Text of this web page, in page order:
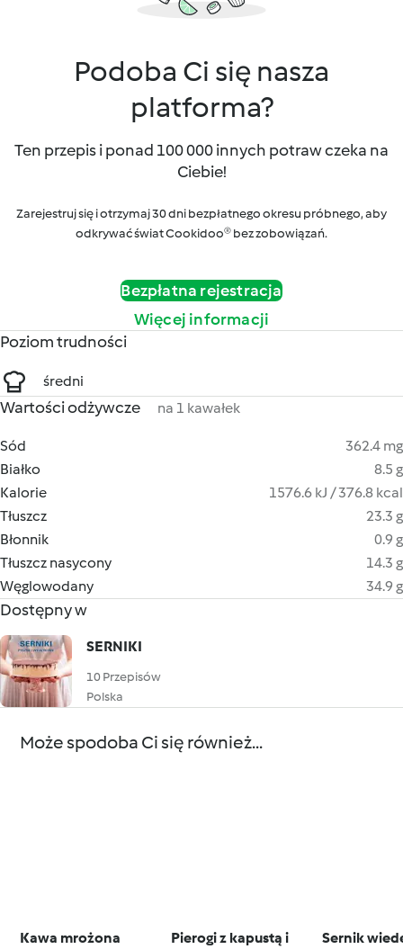
Podoba Ci się nasza
platforma?
Ten przepis i ponad 100 000 innych potraw czeka na
Ciebie!
Zarejestruj się i otrzymaj 30 dni bezpłatnego okresu próbnego, aby
odkrywać świat Cookidoo® bez zobowiązań.
Bezpłatna rejestracja
Więcej informacji
Poziom trudności
średni
Wartości odżywcze na 1 kawałek
Sód
362.4 mg
Białko
8.5 g
Kalorie
1576.6 kJ / 376.8 kcal
Tłuszcz
23.3 g
Błonnik
0.9 g
Tłuszcz nasycony
14.3 g
Węglowodany
34.9 g
Dostępny w
SERNIKI
10 Przepisów
Polska
Może spodoba Ci się również...
Kawa mrożona
Pierogi z kapustą i
Sernik